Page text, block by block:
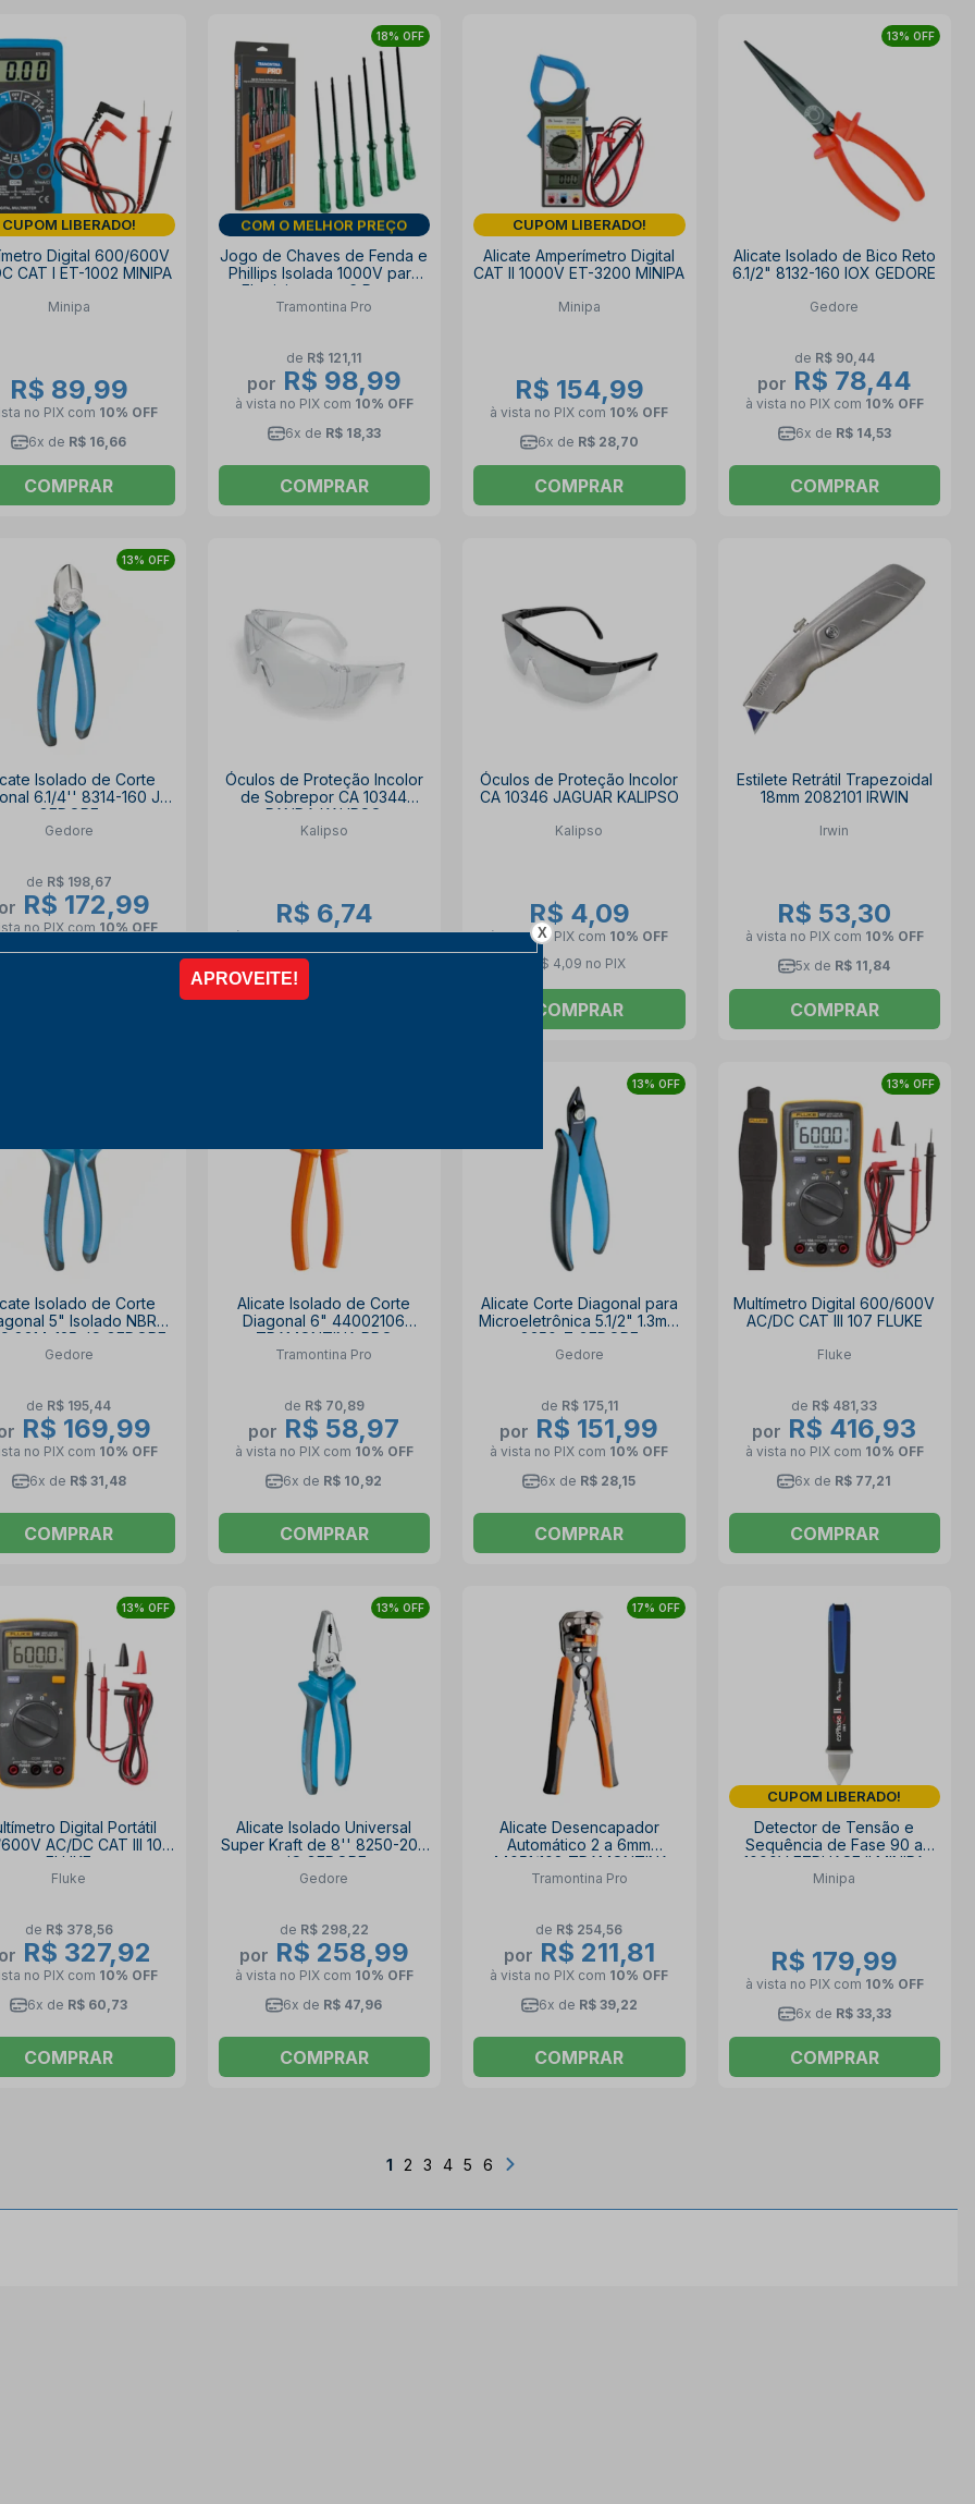
CUPOM LIBERADO!
Digital 600/600V
CAT I ET-1002 MINIPA
Minipa
R$ 89,99
no PIX com 10% OFF
6x de R$ 16,66
COMPRAR
18% OFF
DIA DOS PAIS
Jogo de Chaves de Fenda e
Phillips Isolada 1000V para
Eletricista com 6 Peças
44115406 TRAMONTINA PRO
Tramontina Pro
de R$ 121,11
por R$ 98,99
à vista no PIX com 10% OFF
6x de R$ 18,33
COMPRAR
CUPOM LIBERADO!
Alicate Amperímetro Digital
CAT II 1000V ET-3200 MINIPA
Minipa
R$ 154,99
à vista no PIX com 10% OFF
6x de R$ 28,70
COMPRAR
13% OFF
Alicate Isolado de Bico Reto
6.1/2" 8132-160 IOX GEDORE
Gedore
de R$ 90,44
por R$ 78,44
à vista no PIX com 10% OFF
6x de R$ 14,53
COMPRAR
13% OFF
Isolado de Corte
6.1/4'' 8314-160 JC
GEDORE
Gedore
de R$ 198,67
R$ 172,99
no PIX com 10% OFF
6x deR$ 32,04
Óculos de Proteção Incolor
de Sobrepor CA 10344
PANDA KALIPSO
Kalipso
R$ 6,74
à vista no PIXcom10% OFF
R$ 6,74 no PIX
Óculos de Proteção Incolor
CA 10346 JAGUAR KALIPSO
Kalipso
R$ 4,09
à vista no PIX com 10% OFF
R$ 4,09 no PIX
COMPRAR
Estilete Retrátil Trapezoidal
18mm 2082101 IRWIN
Irwin
R$ 53,30
à vista no PIX com 10% OFF
5x de R$ 11,84
COMPRAR
Isolado de Corte
5" Isolado NBR
8314-125 JC GEDORE
Gedore
de R$ 195,44
R$ 169,99
no PIX com 10% OFF
6x de R$ 31,48
COMPRAR
Alicate Isolado de Corte
Diagonal 6" 44002106
TRAMONTINA PRO
Tramontina Pro
de R$ 70,89
por R$ 58,97
à vista no PIX com 10% OFF
6x de R$ 10,92
COMPRAR
13% OFF
Alicate Corte Diagonal para
Microeletrônica 5.1/2" 1.3mm
8350-7 GEDORE
Gedore
de R$ 175,11
por R$ 151,99
à vista no PIX com 10% OFF
6x de R$ 28,15
COMPRAR
13% OFF
Multímetro Digital 600/600V
AC/DC CAT III 107 FLUKE
Fluke
de R$ 481,33
por R$ 416,93
à vista no PIX com 10% OFF
6x de R$ 77,21
COMPRAR
13% OFF
Digital Portátil
AC/DC CAT III 106
FLUKE
Fluke
de R$ 378,56
R$ 327,92
no PIX com 10% OFF
6x de R$ 60,73
COMPRAR
13% OFF
Alicate Isolado Universal
Super Kraft de 8'' 8250-200
JC GEDORE
Gedore
de R$ 298,22
por R$ 258,99
à vista no PIX com 10% OFF
6x de R$ 47,96
COMPRAR
17% OFF
Alicate Desencapador
Automático 2 a 6mm
44051/108 TRAMONTINA
Tramontina Pro
de R$ 254,56
por R$ 211,81
à vista no PIX com 10% OFF
6x de R$ 39,22
COMPRAR
CUPOM LIBERADO!
Detector de Tensão e
Sequência de Fase 90 a
1000V EZPHASE II MINIPA
Minipa
R$ 179,99
à vista no PIX com 10% OFF
6x de R$ 33,33
COMPRAR
1 2 3 4 5 6
X